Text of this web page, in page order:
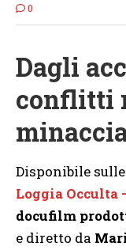
0
Dagli
conflitti
Disponibile
Loggia Occulta
docufilm
e diretto da